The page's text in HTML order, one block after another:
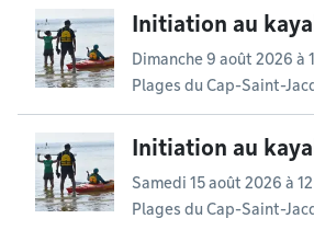
Initiation au
Dimanche 9 août 2026 à
Plages du Cap-Saint-
Initiation au
Samedi 15 août 2026 à
Plages du Cap-Saint-